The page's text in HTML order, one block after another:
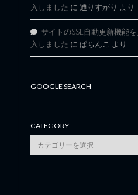
入しました に 通りすがり より
サイトのSSL自動更新機能
入しました に ぱちんこ より
GOOGLE SEARCH
CATEGORY
category